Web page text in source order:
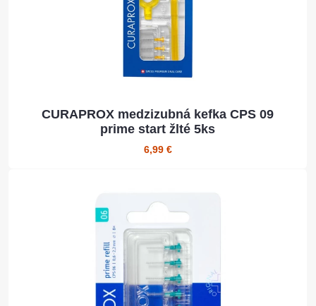
CURAPROX medzizubná kefka CPS 09
prime start žlté 5ks
6,99 €